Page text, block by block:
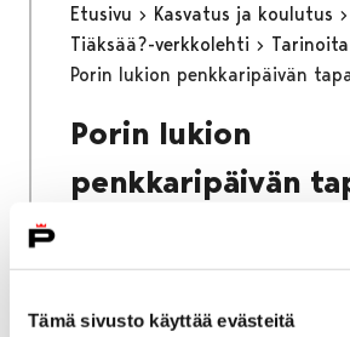
Tämä sivusto käyttää evästeitä
Etusivu Kasvatus ja koulutus
Tiäksää?-verkkolehti
Tarinoita
Porin lukion penkkaripäivän
Porin lukion
penkkaripäivän